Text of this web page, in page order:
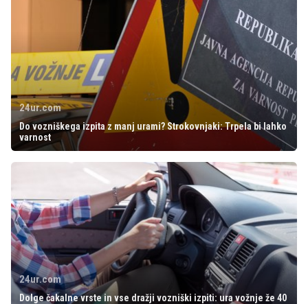
24ur.com
Do vozniškega izpita z manj urami? Strokovnjaki: Trpela bi lahko
varnost
24ur.com
Dolge čakalne vrste in vse dražji vozniški izpiti: ura vožnje že 40